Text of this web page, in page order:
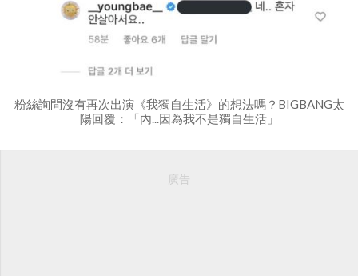
粉絲詢問沒有再次出演《我獨自生活》的想法嗎？BIGBANG太
陽回覆：「內...因為我不是獨自生活」
廣告